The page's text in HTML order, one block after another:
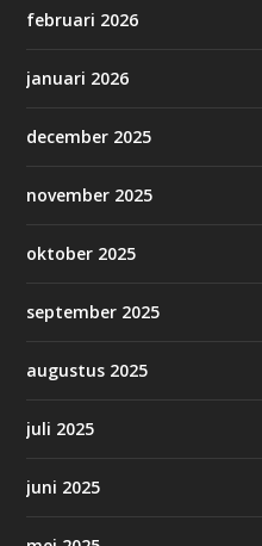
februari 2026
januari 2026
december 2025
november 2025
oktober 2025
september 2025
augustus 2025
juli 2025
juni 2025